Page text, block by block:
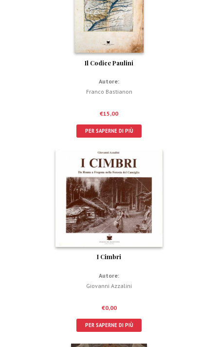
Il Codice Paulini
Autore:
Franco Bastianon
€15,00
PER SAPERNE DI PIÙ
I Cimbri
Autore:
Giovanni Azzalini
€0,00
PER SAPERNE DI PIÙ